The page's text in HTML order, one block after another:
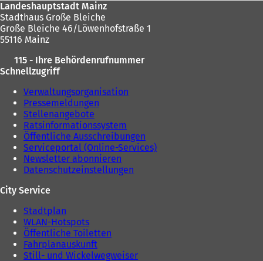
Landeshauptstadt Mainz
Stadthaus Große Bleiche
Große Bleiche 46/Löwenhofstraße 1
55116 Mainz
115 - Ihre Behördenrufnummer
Schnellzugriff
Verwaltungsorganisation
Pressemeldungen
Stellenangebote
Ratsinformationssystem
Öffentliche Ausschreibungen
Serviceportal (Online-Services)
Newsletter abonnieren
Datenschutzeinstellungen
City Service
Stadtplan
WLAN-Hotspots
Öffentliche Toiletten
Fahrplanauskunft
Still- und Wickelwegweiser